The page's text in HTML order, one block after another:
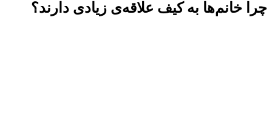
چرا خانم‌ها به کیف علاقه‌ی زیادی دارند؟